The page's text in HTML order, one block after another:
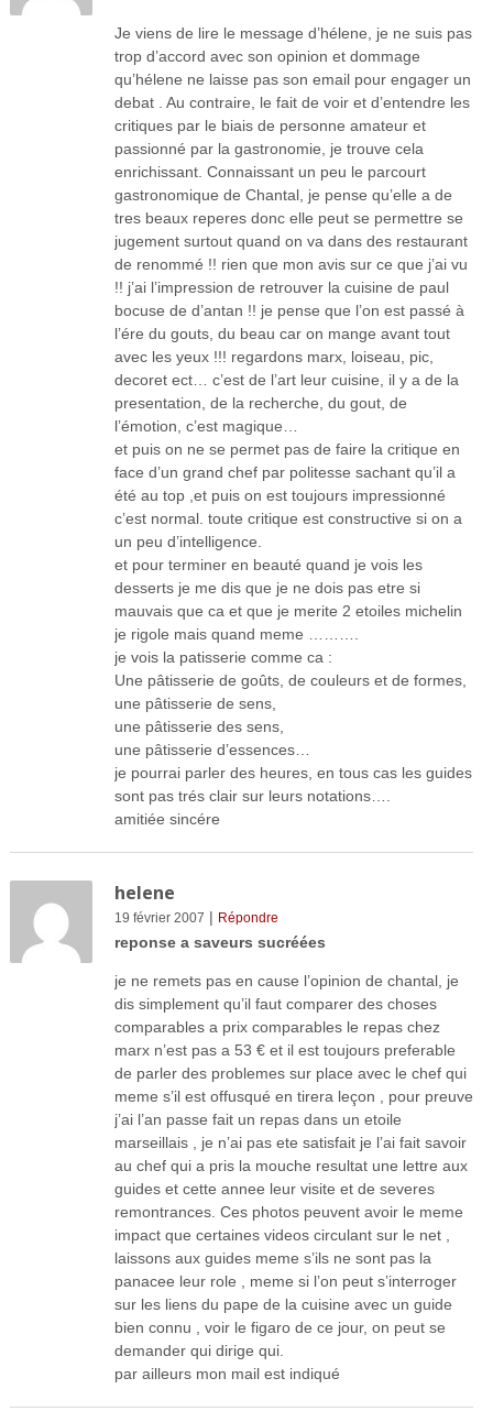
Je viens de lire le message d’hélene, je ne suis pas
trop d’accord avec son opinion et dommage
qu’hélene ne laisse pas son email pour engager un
debat . Au contraire, le fait de voir et d’entendre les
critiques par le biais de personne amateur et
passionné par la gastronomie, je trouve cela
enrichissant. Connaissant un peu le parcourt
gastronomique de Chantal, je pense qu’elle a de
tres beaux reperes donc elle peut se permettre se
jugement surtout quand on va dans des restaurant
de renommé !! rien que mon avis sur ce que j’ai vu
!! j’ai l’impression de retrouver la cuisine de paul
bocuse de d’antan !! je pense que l’on est passé à
l’ére du gouts, du beau car on mange avant tout
avec les yeux !!! regardons marx, loiseau, pic,
decoret ect… c’est de l’art leur cuisine, il y a de la
presentation, de la recherche, du gout, de
l’émotion, c’est magique…
et puis on ne se permet pas de faire la critique en
face d’un grand chef par politesse sachant qu’il a
été au top ,et puis on est toujours impressionné
c’est normal. toute critique est constructive si on a
un peu d’intelligence.
et pour terminer en beauté quand je vois les
desserts je me dis que je ne dois pas etre si
mauvais que ca et que je merite 2 etoiles michelin
je rigole mais quand meme ……….
je vois la patisserie comme ca :
Une pâtisserie de goûts, de couleurs et de formes,
une pâtisserie de sens,
une pâtisserie des sens,
une pâtisserie d’essences…
je pourrai parler des heures, en tous cas les guides
sont pas trés clair sur leurs notations….
amitiée sincére
helene
19 février 2007 | Répondre
reponse a saveurs sucréées
je ne remets pas en cause l’opinion de chantal, je
dis simplement qu’il faut comparer des choses
comparables a prix comparables le repas chez
marx n’est pas a 53 € et il est toujours preferable
de parler des problemes sur place avec le chef qui
meme s’il est offusqué en tirera leçon , pour preuve
j’ai l’an passe fait un repas dans un etoile
marseillais , je n’ai pas ete satisfait je l’ai fait savoir
au chef qui a pris la mouche resultat une lettre aux
guides et cette annee leur visite et de severes
remontrances. Ces photos peuvent avoir le meme
impact que certaines videos circulant sur le net ,
laissons aux guides meme s’ils ne sont pas la
panacee leur role , meme si l’on peut s’interroger
sur les liens du pape de la cuisine avec un guide
bien connu , voir le figaro de ce jour, on peut se
demander qui dirige qui.
par ailleurs mon mail est indiqué